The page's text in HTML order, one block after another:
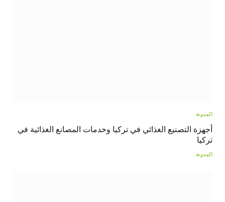
المدونة
أجهزة التصنيع الغذائي في تركيا وخدمات المصانع الغذائية في
تركيا
المدونة